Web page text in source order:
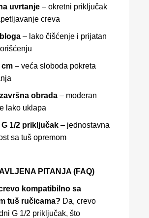
uvrtanje – okretni priključak
creva
– lako čišćenje i prijatan
cm – veća sloboda pokreta
obrada – moderan
lako uklapa
1/2 priključak – jednostavna
sa tuš opremom
PITANJA (FAQ)
kompatibilno sa
tuš ručicama? Da, crevo
G 1/2 priključak, što